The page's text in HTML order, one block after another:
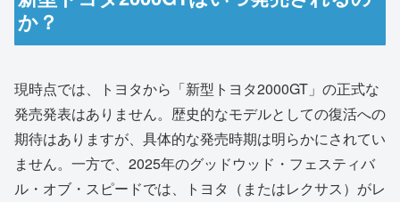
か？
現時点では、トヨタから「新型トヨタ2000GT」の正式な
発売発表はありません。歴史的なモデルとしての復活への
期待はありますが、具体的な発売時期は明らかにされてい
ません。一方で、2025年のグッドウッド・フェスティバ
ル・オブ・スピードでは、トヨタ（またはレクサス）がレ